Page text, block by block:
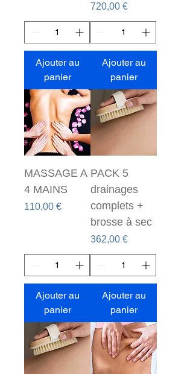
Ajouter au
panier
Prix
720,00 €
Ajouter au
panier
MASSAGE A
4 MAINS
Prix
110,00 €
Ajouter au
panier
PACK 5
drainages
complets +
brosse à sec
Prix
362,00 €
Ajouter au
panier